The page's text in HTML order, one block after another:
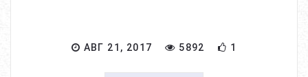
АВГ 21, 2017 5892 1